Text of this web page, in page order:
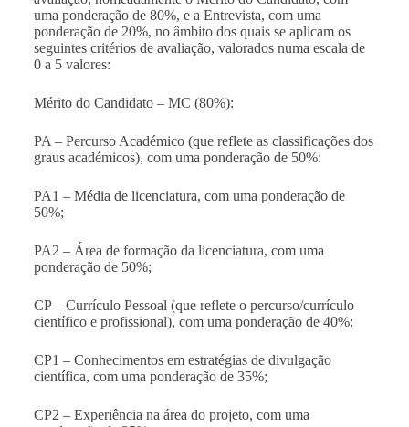
uma ponderação de 80%, e a Entrevista, com uma
ponderação de 20%, no âmbito dos quais se aplicam os
seguintes critérios de avaliação, valorados numa escala de
0 a 5 valores:
Mérito do Candidato – MC (80%):
PA – Percurso Académico (que reflete as classificações dos
graus académicos), com uma ponderação de 50%:
PA1 – Média de licenciatura, com uma ponderação de
50%;
PA2 – Área de formação da licenciatura, com uma
ponderação de 50%;
CP – Currículo Pessoal (que reflete o percurso/currículo
científico e profissional), com uma ponderação de 40%:
CP1 – Conhecimentos em estratégias de divulgação
científica, com uma ponderação de 35%;
CP2 – Experiência na área do projeto, com uma